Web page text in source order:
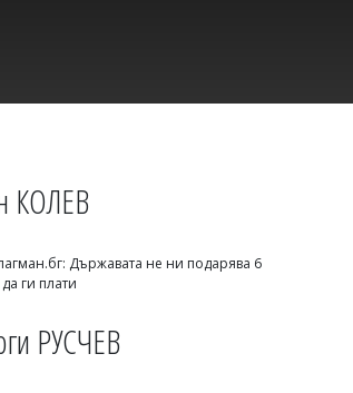
привлече офанзивен
КОЛЕВ
Държавата не ни подарява 6
ги плати
РУСЧЕВ